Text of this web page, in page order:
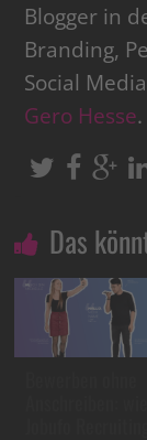
Blogger in
Branding,
Social
Gero Hesse.
Das